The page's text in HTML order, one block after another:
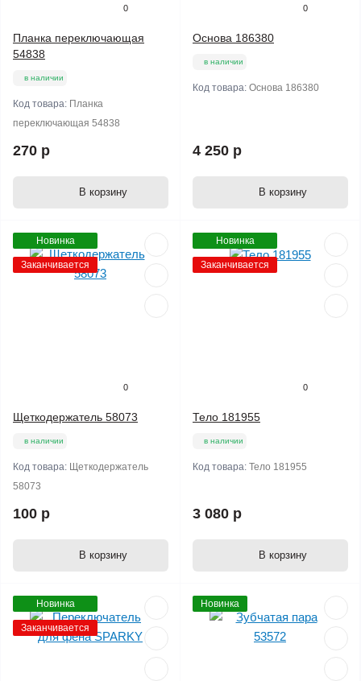
0
Планка переключающая
54838
в наличии
Код товара: Планка
переключающая 54838
270 р
В корзину
0
Основа 186380
в наличии
Код товара: Основа 186380
4 250 р
В корзину
Новинка
Заканчивается
0
Щеткодержатель 58073
в наличии
Код товара: Щеткодержатель
58073
100 р
В корзину
Новинка
Заканчивается
0
Тело 181955
в наличии
Код товара: Тело 181955
3 080 р
В корзину
Новинка
Заканчивается
Новинка